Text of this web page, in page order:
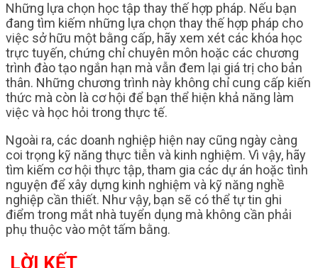
Những lựa chọn học tập thay thế hợp pháp. Nếu bạn
đang tìm kiếm những lựa chọn thay thế hợp pháp cho
việc sở hữu một bằng cấp, hãy xem xét các khóa học
trực tuyến, chứng chỉ chuyên môn hoặc các chương
trình đào tạo ngắn hạn mà vẫn đem lại giá trị cho bản
thân. Những chương trình này không chỉ cung cấp kiến
thức mà còn là cơ hội để bạn thể hiện khả năng làm
việc và học hỏi trong thực tế.
Ngoài ra, các doanh nghiệp hiện nay cũng ngày càng
coi trọng kỹ năng thực tiễn và kinh nghiệm. Vì vậy, hãy
tìm kiếm cơ hội thực tập, tham gia các dự án hoặc tình
nguyện để xây dựng kinh nghiệm và kỹ năng nghề
nghiệp cần thiết. Như vậy, bạn sẽ có thể tự tin ghi
điểm trong mắt nhà tuyển dụng mà không cần phải
phụ thuộc vào một tấm bằng.
LỜI KẾT